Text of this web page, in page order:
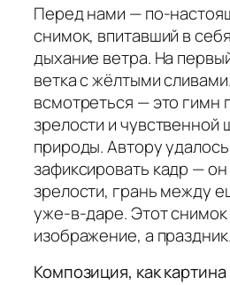
Перед нами — по-
снимок, впитавший в
дыхание ветра. На
ветка с жёлтыми
всмотреться — это гимн
зрелости и чувственной
природы. Автору
зафиксировать кадр —
зрелости, грань между
уже-в-даре. Этот
изображение, а праздник.
Композиция, как